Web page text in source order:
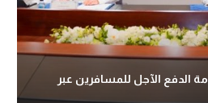
الدفع الآجل للمسافرين عبر